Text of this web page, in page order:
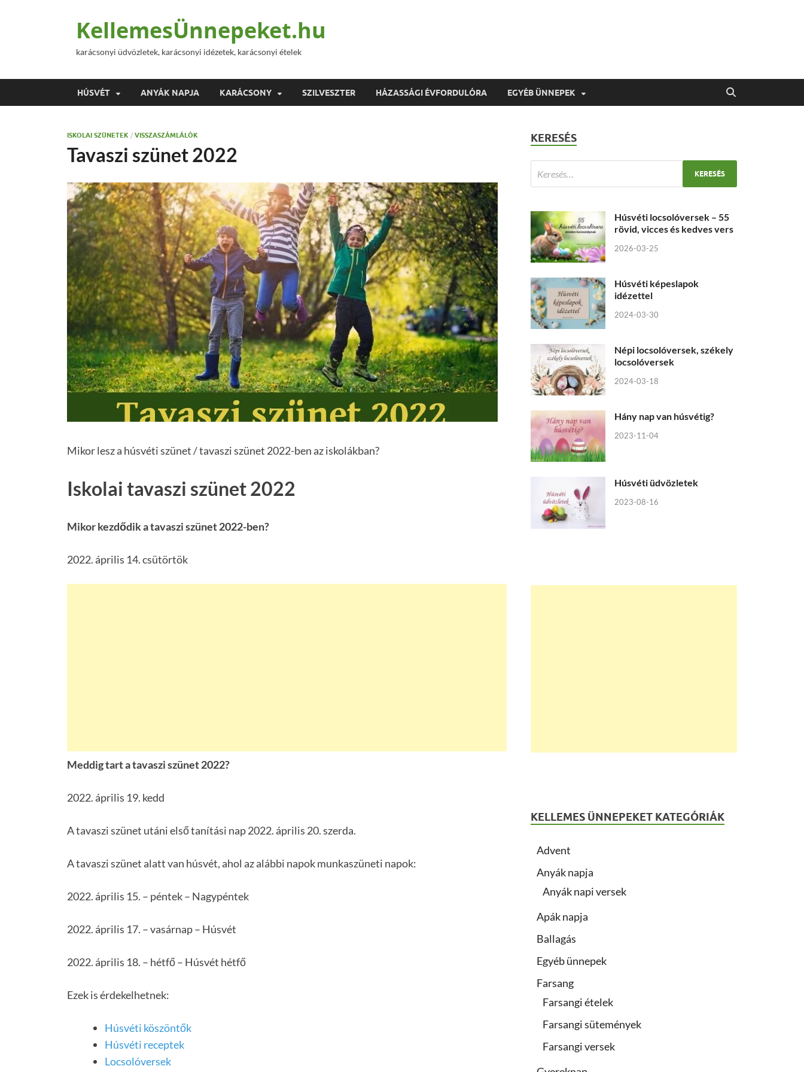
KellemesÜnnepeket.hu
karácsonyi üdvözletek, karácsonyi idézetek, karácsonyi ételek
HÚSVÉT ANYÁK NAPJA KARÁCSONY SZILVESZTER HÁZASSÁGI ÉVFORDULÓRA EGYÉB ÜNNEPEK
ISKOLAI SZÜNETEK / VISSZASZÁMLÁLÓK
Tavaszi szünet 2022
Mikor lesz a húsvéti szünet / tavaszi szünet 2022-ben az iskolákban?
Iskolai tavaszi szünet 2022
Mikor kezdődik a tavaszi szünet 2022-ben?
2022. április 14. csütörtök
Meddig tart a tavaszi szünet 2022?
2022. április 19. kedd
A tavaszi szünet utáni első tanítási nap 2022. április 20. szerda.
A tavaszi szünet alatt van húsvét, ahol az alábbi napok munkaszüneti napok:
2022. április 15. – péntek – Nagypéntek
2022. április 17. – vasárnap – Húsvét
2022. április 18. – hétfő – Húsvét hétfő
Ezek is érdekelhetnek:
Húsvéti köszöntők
Húsvéti receptek
Locsolóversek
KERESÉS
Húsvéti locsolóversek – 55
rövid, vicces és kedves vers
2026-03-25
Húsvéti képeslapok
idézettel
2024-03-30
Népi locsolóversek, székely
locsolóversek
2024-03-18
Hány nap van húsvétig?
2023-11-04
Húsvéti üdvözletek
2023-08-16
KELLEMES ÜNNEPEKET KATEGÓRIÁK
Advent
Anyák napja
Anyák napi versek
Apák napja
Ballagás
Egyéb ünnepek
Farsang
Farsangi ételek
Farsangi sütemények
Farsangi versek